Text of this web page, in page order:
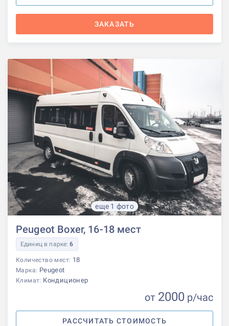
ЗАКАЗАТЬ
еще 1 фото
Peugeot Boxer, 16-18 мест
Единиц в парке:6
Количество мест: 18
Марка: Peugeot
Климат: Кондиционер
от 2000 р/час
РАССЧИТАТЬ СТОИМОСТЬ